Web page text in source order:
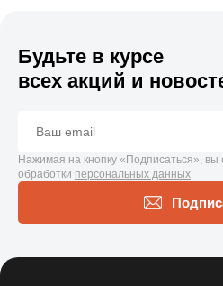
Будьте в курсе
всех акций и
Нажимая на кнопку «Подписаться», вы
обработки персональных данных